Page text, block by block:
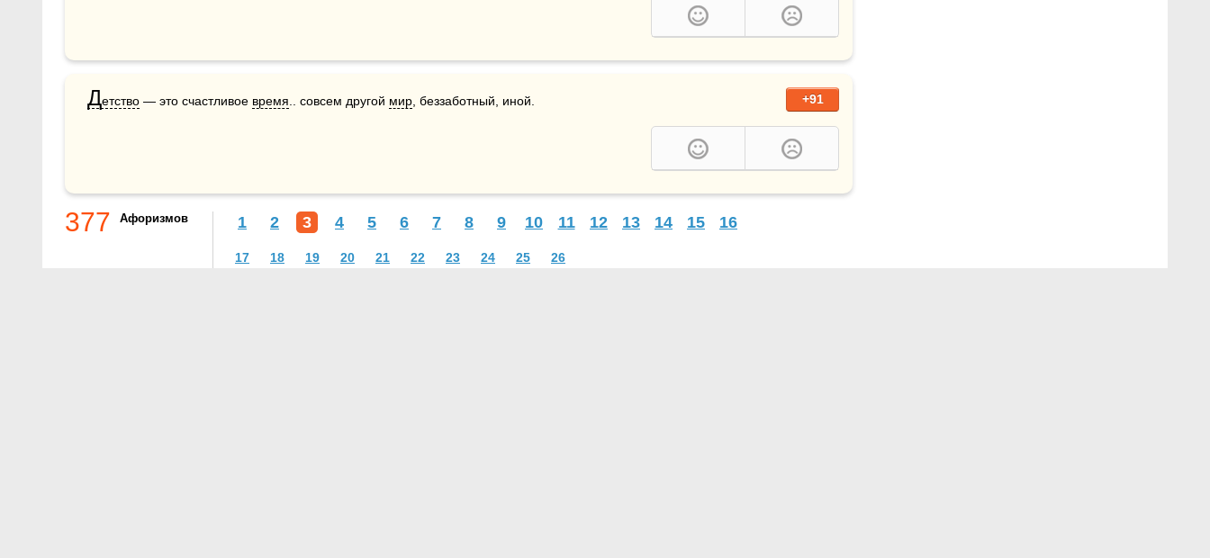
+91
Детство — это счастливое время .. совсем другой мир , беззаботный, иной.
377 Афоризмов 1 2 3 4 5 6 7 8 9 10 11 12 13 14 15 16
17 18 19 20 21 22 23 24 25 26